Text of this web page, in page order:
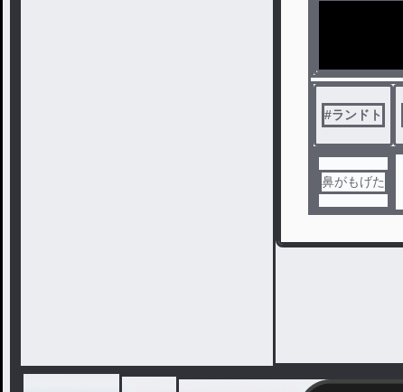
#ランドト
鼻がもげた